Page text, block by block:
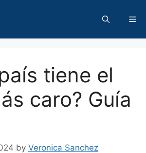
tiene el
caro? Guía
by Veronica Sanchez